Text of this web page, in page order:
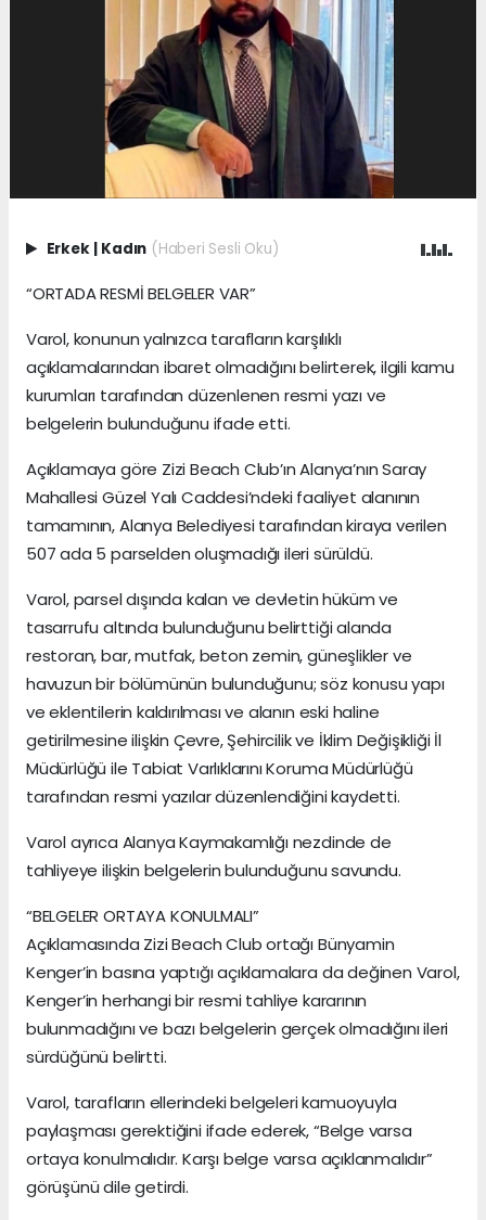
Erkek Kadın (Haberi Sesli Oku)
“ORTADA RESMİ BELGELER VAR”
Varol, konunun yalnızca tarafların karşılıklı
açıklamalarından ibaret olmadığını belirterek, ilgili kamu
kurumları tarafından düzenlenen resmi yazı ve
belgelerin bulunduğunu ifade etti.
Açıklamaya göre Zizi Beach Club’ın Alanya’nın Saray
Mahallesi Güzel Yalı Caddesi’ndeki faaliyet alanının
tamamının, Alanya Belediyesi tarafından kiraya verilen
507 ada 5 parselden oluşmadığı ileri sürüldü.
Varol, parsel dışında kalan ve devletin hüküm ve
tasarrufu altında bulunduğunu belirttiği alanda
restoran, bar, mutfak, beton zemin, güneşlikler ve
havuzun bir bölümünün bulunduğunu; söz konusu yapı
ve eklentilerin kaldırılması ve alanın eski haline
getirilmesine ilişkin Çevre, Şehircilik ve İklim Değişikliği İl
Müdürlüğü ile Tabiat Varlıklarını Koruma Müdürlüğü
tarafından resmi yazılar düzenlendiğini kaydetti.
Varol ayrıca Alanya Kaymakamlığı nezdinde de
tahliyeye ilişkin belgelerin bulunduğunu savundu.
“BELGELER ORTAYA KONULMALI”
Açıklamasında Zizi Beach Club ortağı Bünyamin
Kenger’in basına yaptığı açıklamalara da değinen Varol,
Kenger’in herhangi bir resmi tahliye kararının
bulunmadığını ve bazı belgelerin gerçek olmadığını ileri
sürdüğünü belirtti.
Varol, tarafların ellerindeki belgeleri kamuoyuyla
paylaşması gerektiğini ifade ederek, “Belge varsa
ortaya konulmalıdır. Karşı belge varsa açıklanmalıdır”
görüşünü dile getirdi.